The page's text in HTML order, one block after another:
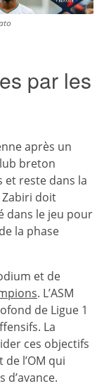
par les
après un
breton
et reste dans la
Zabiri doit
dans le jeu pour
la phase
et de
. L’ASM
de Ligue 1
La
ces objectifs
l’OM qui